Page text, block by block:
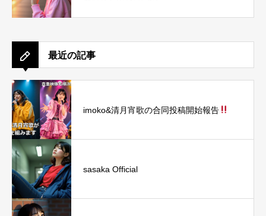
最近の記事
imoko&清月宵歌の合同投稿開始報告
sasaka Official